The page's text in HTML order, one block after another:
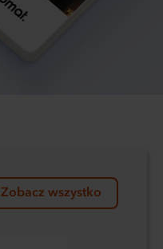
Zobacz wszystko